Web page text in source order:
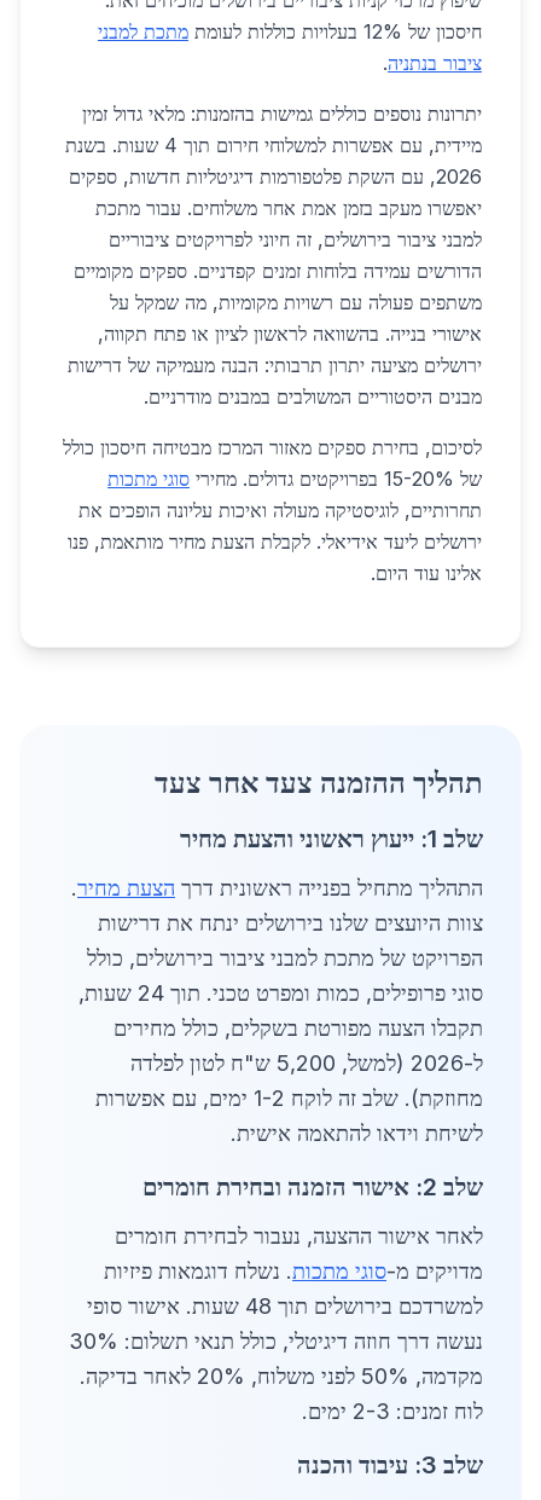
חיסכון של 12% בעלויות כוללות לעומת
מתכת למבני
ציבור בנתניה.
יתרונות נוספים כוללים גמישות בהזמנות: מלאי גדול זמין
מיידית, עם אפשרות למשלוחי חירום תוך 4 שעות. בשנת
2026, עם השקת פלטפורמות דיגיטליות חדשות, ספקים
יאפשרו מעקב בזמן אמת אחר משלוחים. עבור מתכת
למבני ציבור בירושלים, זה חיוני לפרויקטים ציבוריים
הדורשים עמידה בלוחות זמנים קפדניים. ספקים מקומיים
משתפים פעולה עם רשויות מקומיות, מה שמקל על
אישורי בנייה. בהשוואה לראשון לציון או פתח תקווה,
ירושלים מציעה יתרון תרבותי: הבנה מעמיקה של דרישות
מבנים היסטוריים המשולבים במבנים מודרניים.
לסיכום, בחירת ספקים מאזור המרכז מבטיחה חיסכון כולל
של 15-20% בפרויקטים גדולים. מחירי
סוגי מתכות
תחרותיים, לוגיסטיקה מעולה ואיכות עליונה הופכים את
ירושלים ליעד אידיאלי. לקבלת הצעת מחיר מותאמת, פנו
אלינו עוד היום.
תהליך ההזמנה צעד אחר צעד
שלב 1: ייעוץ ראשוני והצעת מחיר
התהליך מתחיל בפנייה ראשונית דרך הצעת מחיר.
צוות היועצים שלנו בירושלים ינתח את דרישות
הפרויקט של מתכת למבני ציבור בירושלים, כולל
סוגי פרופילים, כמות ומפרט טכני. תוך 24 שעות,
תקבלו הצעה מפורטת בשקלים, כולל מחירים
ל-2026 (למשל, 5,200 ש"ח לטון לפלדה
מחוזקת). שלב זה לוקח 1-2 ימים, עם אפשרות
לשיחת וידאו להתאמה אישית.
שלב 2: אישור הזמנה ובחירת חומרים
לאחר אישור ההצעה, נעבור לבחירת חומרים
מדויקים מ-סוגי מתכות. נשלח דוגמאות פיזיות
למשרדכם בירושלים תוך 48 שעות. אישור סופי
נעשה דרך חוזה דיגיטלי, כולל תנאי תשלום: 30%
מקדמה, 50% לפני משלוח, 20% לאחר בדיקה.
לוח זמנים: 2-3 ימים.
שלב 3: עיבוד והכנה